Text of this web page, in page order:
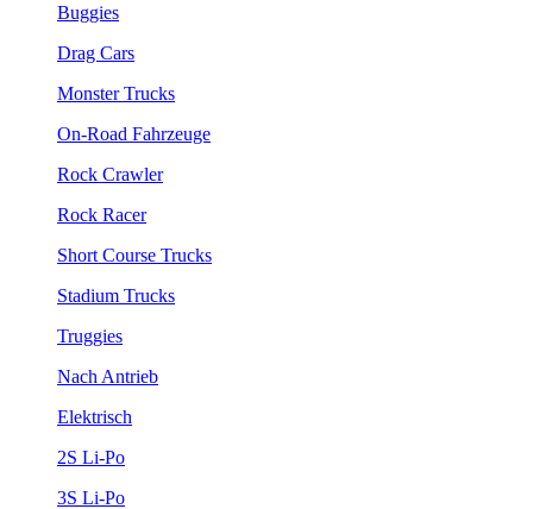
Buggies
Drag Cars
Monster Trucks
On-Road Fahrzeuge
Rock Crawler
Rock Racer
Short Course Trucks
Stadium Trucks
Truggies
Nach Antrieb
Elektrisch
2S Li-Po
3S Li-Po